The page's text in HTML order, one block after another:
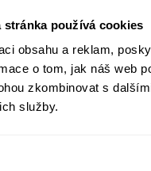
stránka používá cookies
obsahu a reklam,
o tom, jak náš web
zkombinovat s
služby.